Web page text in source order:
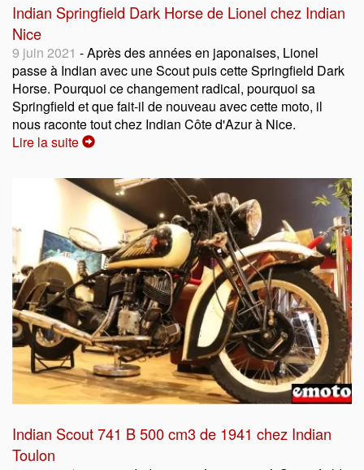
Indian Springfield Dark Horse de Lionel chez Indian
Nice
9 juin 2021 - Après des années en japonaises, Lionel
passe à Indian avec une Scout puis cette Springfield Dark
Horse. Pourquoi ce changement radical, pourquoi sa
Springfield et que fait-il de nouveau avec cette moto, il
nous raconte tout chez Indian Côte d'Azur à Nice.
Lire la suite
Indian Scout 741 B 500 cm3 de 1941 chez Indian
Toulon